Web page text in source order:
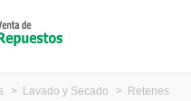
> Lavado y Secado > Retenes